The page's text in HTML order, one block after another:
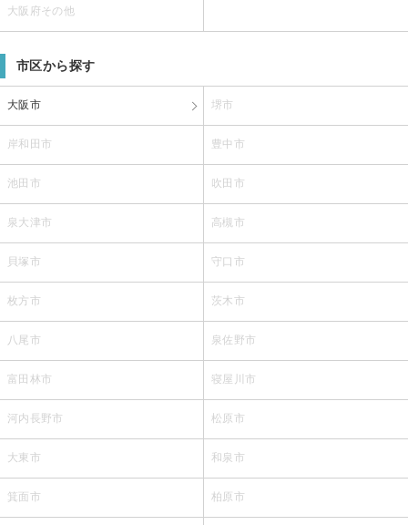
大阪府その他
市区から探す
大阪市 堺市
岸和田市 豊中市
池田市 吹田市
泉大津市 高槻市
貝塚市 守口市
枚方市 茨木市
八尾市 泉佐野市
富田林市 寝屋川市
河内長野市 松原市
大東市 和泉市
箕面市 柏原市